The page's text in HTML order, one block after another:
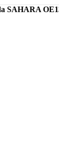
SAHARA